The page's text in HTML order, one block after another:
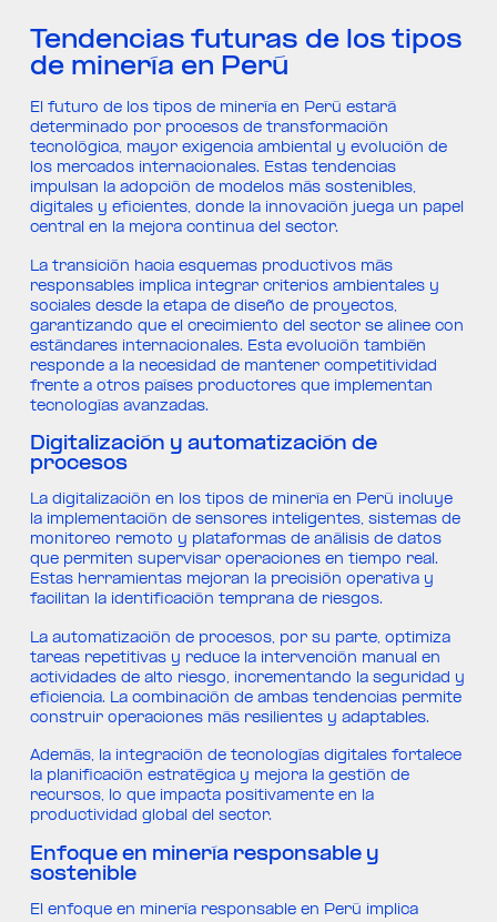
Tendencias futuras de los tipos
de minería en Perú
El futuro de los tipos de minería en Perú estará
determinado por procesos de transformación
tecnológica, mayor exigencia ambiental y evolución de
los mercados internacionales. Estas tendencias
impulsan la adopción de modelos más sostenibles,
digitales y eficientes, donde la innovación juega un papel
central en la mejora continua del sector.
La transición hacia esquemas productivos más
responsables implica integrar criterios ambientales y
sociales desde la etapa de diseño de proyectos,
garantizando que el crecimiento del sector se alinee con
estándares internacionales. Esta evolución también
responde a la necesidad de mantener competitividad
frente a otros países productores que implementan
tecnologías avanzadas.
Digitalización y automatización de
procesos
La digitalización en los tipos de minería en Perú incluye
la implementación de sensores inteligentes, sistemas de
monitoreo remoto y plataformas de análisis de datos
que permiten supervisar operaciones en tiempo real.
Estas herramientas mejoran la precisión operativa y
facilitan la identificación temprana de riesgos.
La automatización de procesos, por su parte, optimiza
tareas repetitivas y reduce la intervención manual en
actividades de alto riesgo, incrementando la seguridad y
eficiencia. La combinación de ambas tendencias permite
construir operaciones más resilientes y adaptables.
Además, la integración de tecnologías digitales fortalece
la planificación estratégica y mejora la gestión de
recursos, lo que impacta positivamente en la
productividad global del sector.
Enfoque en minería responsable y
sostenible
El enfoque en minería responsable en Perú implica